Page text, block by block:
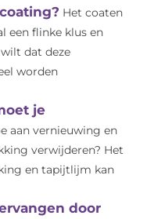
Het coaten
een flinke klus en
dat deze
worden
je
aan vernieuwing en
verwijderen? Het
en tapijtlijm kan
door